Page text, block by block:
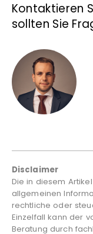
Kontaktieren
sollten Sie
Disclaimer
Die in diesem
allgemeinen
rechtliche oder
Einzelfall kann der
Beratung durch